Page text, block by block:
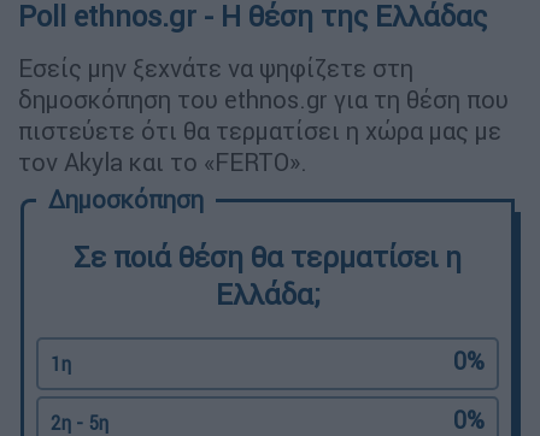
Poll ethnos.gr - Η θέση της Ελλάδας
Εσείς μην ξεχνάτε να ψηφίζετε στη
δημοσκόπηση του ethnos.gr για τη θέση που
πιστεύετε ότι θα τερματίσει η χώρα μας με
τον Akyla και το «FERTO».
Σε ποιά θέση θα τερματίσει η
Ελλάδα;
1η 0%
2η - 5η 0%